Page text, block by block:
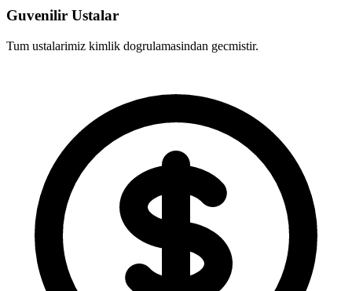
Guvenilir Ustalar
Tum ustalarimiz kimlik dogrulamasindan gecmistir.